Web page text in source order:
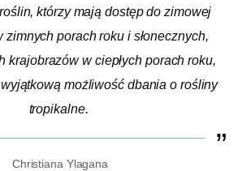
którzy mają dostęp do zimowej
zimnych porach roku i słonecznych,
krajobrazów w ciepłych porach roku,
możliwość dbania o rośliny
tropikalne.
Christiana Ylagana